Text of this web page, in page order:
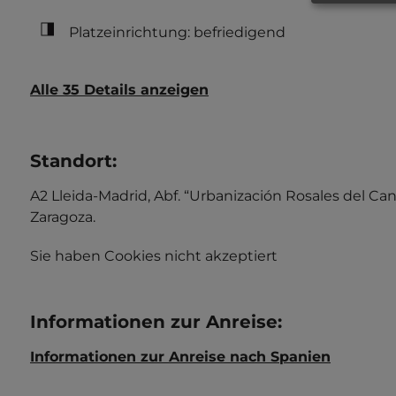
Platzeinrichtung: befriedigend
Alle 35 Details anzeigen
Standort:
A2 Lleida-Madrid, Abf. “Urbanización Rosales del
Zaragoza.
Sie haben Cookies nicht akzeptiert
Informationen zur Anreise:
Informationen zur Anreise nach Spanien